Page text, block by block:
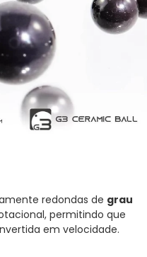
redondas de grau
permitindo que
em velocidade.